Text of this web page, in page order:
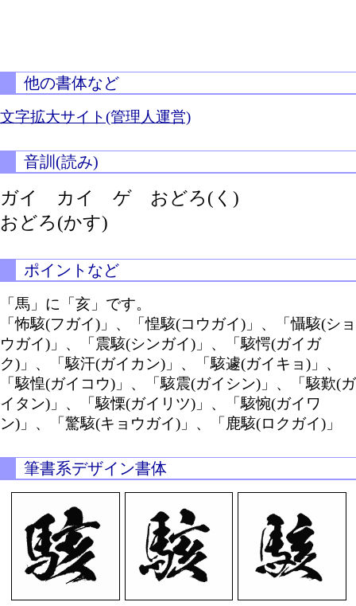
他の書体など
文字拡大サイト(管理人運営)
音訓(読み)
ガイ カイ ゲ おどろ(く)
おどろ(かす)
ポイントなど
「馬」に「亥」です。
「怖駭(フガイ)」、「惶駭(コウガイ)」、「懾駭(ショ
ウガイ)」、「震駭(シンガイ)」、「駭愕(ガイガ
ク)」、「駭汗(ガイカン)」、「駭遽(ガイキョ)」、
「駭惶(ガイコウ)」、「駭震(ガイシン)」、「駭歎(ガ
イタン)」、「駭慄(ガイリツ)」、「駭惋(ガイワ
ン)」、「驚駭(キョウガイ)」、「鹿駭(ロクガイ)」
筆書系デザイン書体